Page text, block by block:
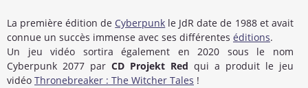
La première édition de Cyberpunk le JdR date de 1988 et avait
connue un succès immense avec ses différentes éditions.
Un jeu vidéo sortira également en 2020 sous le nom
Cyberpunk 2077 par CD Projekt Red qui a produit le jeu
vidéo Thronebreaker : The Witcher Tales !